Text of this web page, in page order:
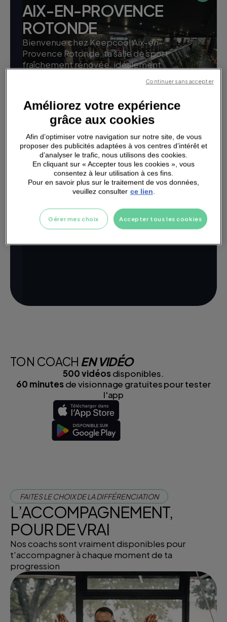
AIX-EN-PROVENCE
ROTONDE
Bienvenue chez Keepcool Aix-en-
Provence Rotonde, ta salle de sport
fraîchement rénovée, idéalement
TON COACH EN VIDÉO
500 vidéosdisponibles.
60 minutesde visionnage gratuites pour tester
l'app
FAITES LE CHOIX DE LA DIFFÉRENCIATION
L’ACCOMPAGNEMENT,
POUR DE VRAI
Nos coachs sont vraiment disponibles pour
t'accompagner à chaque moment de ta
progression
Améliorez votre expérience
grâce aux cookies
Afin d’optimiser votre navigation sur notre site, de vous
proposer des publicités adaptées à vos centres d’intérêt et
d’analyser le trafic, nous utilisons des cookies.
En cliquant sur « Accepter tous les cookies », vous
consentez à leur utilisation à ces fins.
Pour en savoir plus sur le traitement de vos données,
veuillez consulter ce lien.
Accepter tous les cookies
Gérer mes choix
Continuer sans accepter